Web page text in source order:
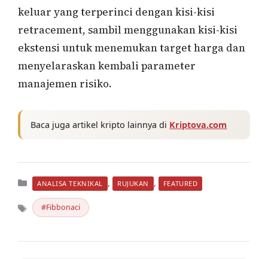
keluar yang terperinci dengan kisi-kisi
retracement, sambil menggunakan kisi-kisi
ekstensi untuk menemukan target harga dan
menyelaraskan kembali parameter
manajemen risiko.
Baca juga artikel kripto lainnya di Kriptova.com
Kategori
ANALISA TEKNIKAL , RUJUKAN , FEATURED
Tag Fibbonaci